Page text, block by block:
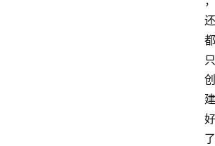
还
都
只
创
建
好
了